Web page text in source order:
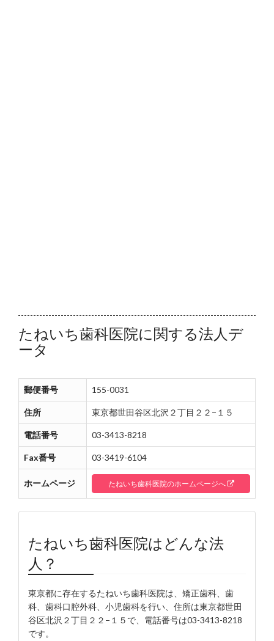
たねいち歯科医院に関する法人デ
ータ
郵便番号 155-0031
住所 東京都世田谷区北沢２丁目２２−１５
電話番号 03-3413-8218
Fax番号 03-3419-6104
ホームページ たねいち歯科医院のホームページへ
たねいち歯科医院はどんな法
人？
東京都に存在するたねいち歯科医院は、矯正歯科、歯
科、歯科口腔外科、小児歯科を行い、住所は東京都世田
谷区北沢２丁目２２−１５で、電話番号は03-3413-8218
です。